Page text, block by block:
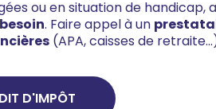
ou en situation de handicap,
. Faire appel à un
(APA, caisses de
D'IMPÔT